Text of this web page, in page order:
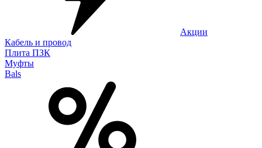
Акции
Кабель и провод
Плита ПЗК
Муфты
Bals